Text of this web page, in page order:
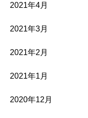
2021年4月
2021年3月
2021年2月
2021年1月
2020年12月